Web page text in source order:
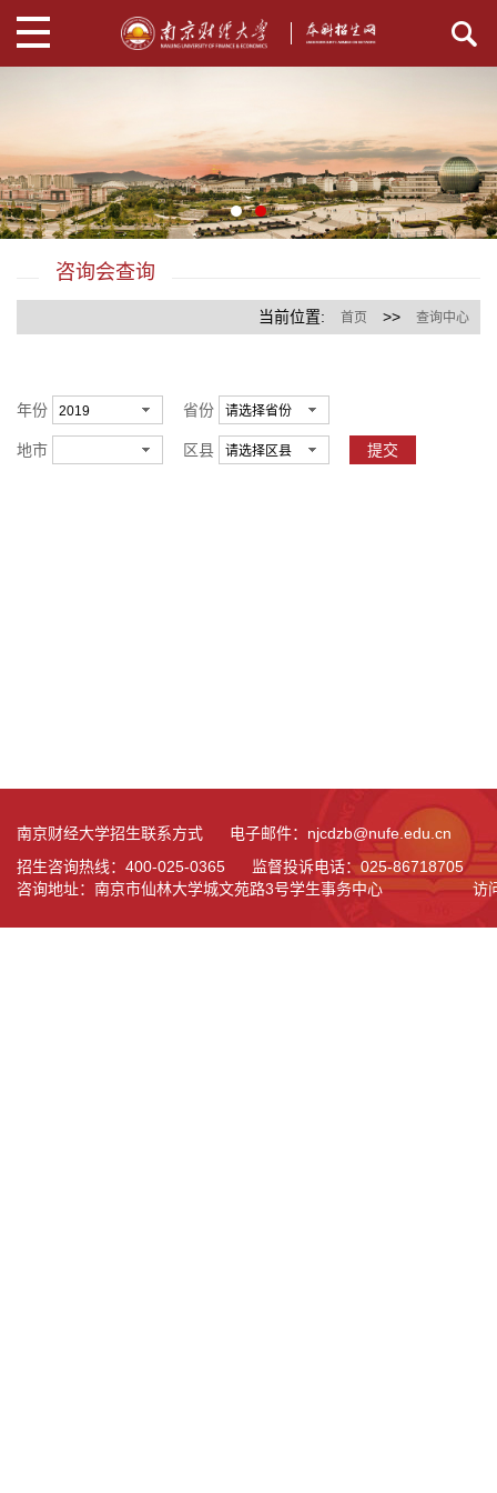
咨询会查询
当前位置: 首页 >> 查询中心
年份 省份
地市 区县
南京财经大学招生联系方式 电子邮件：njcdzb@nufe.edu.cn
招生咨询热线：400-025-0365 监督投诉电话：025-86718705
咨询地址：南京市仙林大学城文苑路3号学生事务中心
访